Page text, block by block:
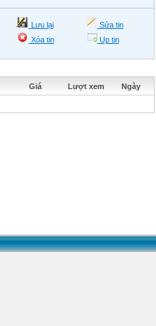
Lưu lại
Sửa tin
Xóa tin
Up tin
Giá Lượt xem Ngày